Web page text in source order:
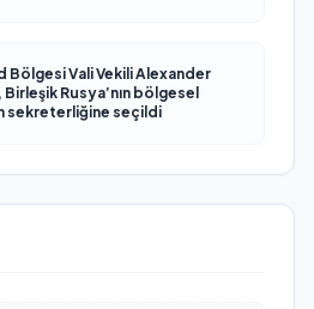
Bölgesi Vali Vekili Alexander
Rusya’nın bölgesel
sekreterliğine seçildi